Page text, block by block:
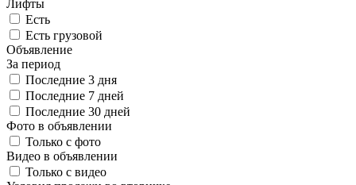
Лифты
Есть
Есть грузовой
Объявление
За период
Последние 3 дня
Последние 7 дней
Последние 30 дней
Фото в объявлении
Только с фото
Видео в объявлении
Только с видео